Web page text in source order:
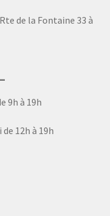
de la Fontaine 33 à
9h à 19h
12h à 19h